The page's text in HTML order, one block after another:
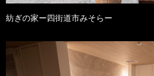
紡ぎの家ー四街道市みそらー